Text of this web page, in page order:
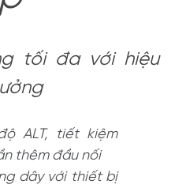
tối đa với hiệu
ALT, tiết kiệm
thêm đầu nối
dây với thiết bị